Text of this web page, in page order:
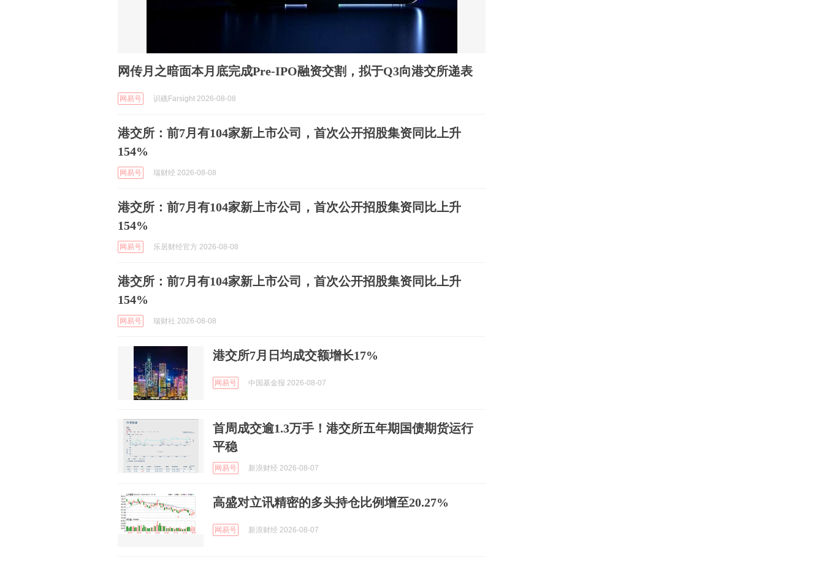
网传月之暗面本月底完成Pre-IPO融资交割，拟于Q3向港交所递表
网易号 识礁Farsight 2026-08-08
港交所：前7月有104家新上市公司，首次公开招股集资同比上升
154%
网易号 瑞财经 2026-08-08
港交所：前7月有104家新上市公司，首次公开招股集资同比上升
154%
网易号 乐居财经官方 2026-08-08
港交所：前7月有104家新上市公司，首次公开招股集资同比上升
154%
网易号 瑞财社 2026-08-08
港交所7月日均成交额增长17%
网易号 中国基金报 2026-08-07
首周成交逾1.3万手！港交所五年期国债期货运行
平稳
网易号 新浪财经 2026-08-07
高盛对立讯精密的多头持仓比例增至20.27%
网易号 新浪财经 2026-08-07